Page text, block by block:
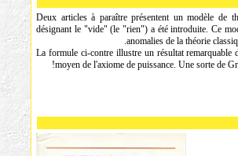
Deux articles à paraître présentent un modèle de
désignant le "vide" (le "rien") a été introduite. Ce
anomalies de la théorie
La formule ci-contre illustre un résultat
moyen de l'axiome de puissance. Une sorte de
!